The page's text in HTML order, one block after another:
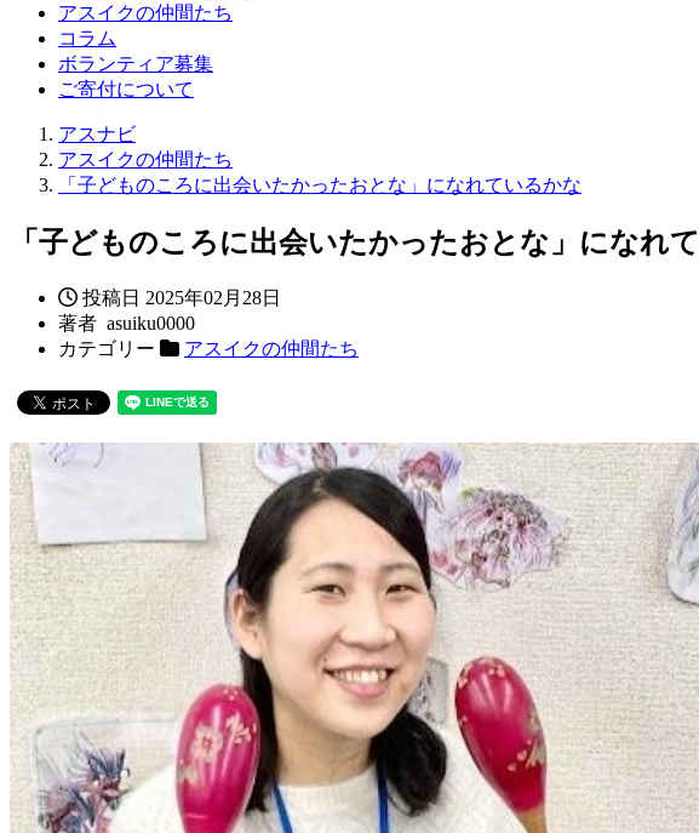
アスイクの仲間たち
コラム
ボランティア募集
ご寄付について
アスナビ
アスイクの仲間たち
「子どものころに出会いたかったおとな」になれているかな
「子どものころに出会いたかったおとな」になれ
投稿日 2025年02月28日
著者 asuiku0000
カテゴリー
アスイクの仲間たち